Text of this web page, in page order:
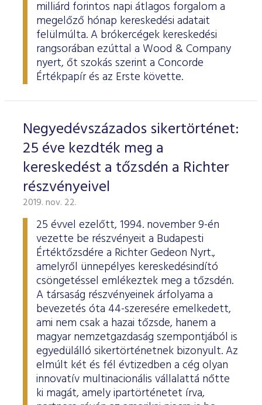
milliárd forintos napi átlagos forgalom a
megelőző hónap kereskedési adatait
felülmúlta. A brókercégek kereskedési
rangsorában ezúttal a Wood & Company
nyert, őt szokás szerint a Concorde
Értékpapír és az Erste követte.
Negyedévszázados sikertörténet:
25 éve kezdték meg a
kereskedést a tőzsdén a Richter
részvényeivel
2019. nov. 22.
25 évvel ezelőtt, 1994. november 9-én
vezette be részvényeit a Budapesti
Értéktőzsdére a Richter Gedeon Nyrt.,
amelyről ünnepélyes kereskedésindító
csöngetéssel emlékeztek meg a tőzsdén.
A társaság részvényeinek árfolyama a
bevezetés óta 44-szeresére emelkedett,
ami nem csak a hazai tőzsde, hanem a
magyar nemzetgazdaság szempontjából is
egyedülálló sikertörténetnek bizonyult. Az
elmúlt két és fél évtizedben a cég olyan
innovatív multinacionális vállalattá nőtte
ki magát, amely ipartörténetet írva,